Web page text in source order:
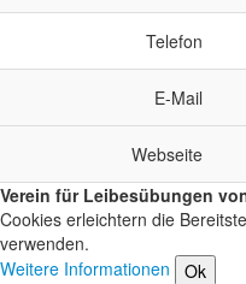
Telefon
E-Mail
Webseite
Verein für Leibesübungen
Cookies erleichtern die
verwenden.
Weitere Informationen
Ok